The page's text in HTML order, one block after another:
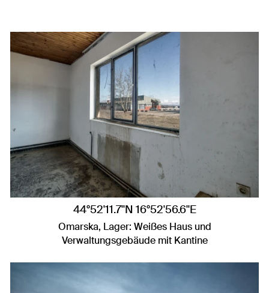
44°52'11.7"N 16°52'56.6"E
Omarska, Lager: Weißes Haus und
Verwaltungsgebäude mit Kantine